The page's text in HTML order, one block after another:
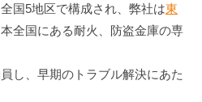
国5地区で構成され、弊社は東
全国にある耐火、防盗金庫の専
し、早期のトラブル解決にあた